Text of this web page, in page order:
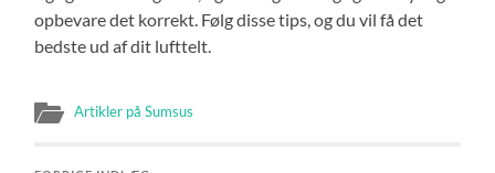
opbevare det korrekt. Følg disse tips, og du vil få det
bedste ud af dit lufttelt.
Artikler på Sumsus